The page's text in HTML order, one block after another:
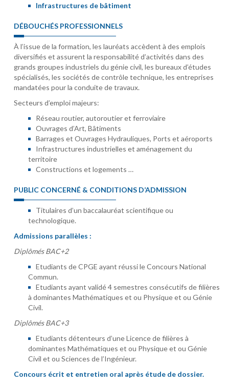
Infrastructures de bâtiment
DÉBOUCHÉS PROFESSIONNELS
À l’issue de la formation, les lauréats accèdent à des emplois
diversifiés et assurent la responsabilité d’activités dans des
grands groupes industriels du génie civil, les bureaux d’études
spécialisés, les sociétés de contrôle technique, les entreprises
mandatées pour la conduite de travaux.
Secteurs d’emploi majeurs:
Réseau routier, autoroutier et ferroviaire
Ouvrages d’Art, Bâtiments
Barrages et Ouvrages Hydrauliques, Ports et aéroports
Infrastructures industrielles et aménagement du
territoire
Constructions et logements …
PUBLIC CONCERNÉ & CONDITIONS D’ADMISSION
Titulaires d’un baccalauréat scientifique ou
technologique.
Admissions parallèles :
Diplômés BAC+2
Etudiants de CPGE ayant réussi le Concours National
Commun.
Etudiants ayant validé 4 semestres consécutifs de filières
à dominantes Mathématiques et ou Physique et ou Génie
Civil.
Diplômés BAC+3
Etudiants détenteurs d’une Licence de filières à
dominantes Mathématiques et ou Physique et ou Génie
Civil et ou Sciences de l’Ingénieur.
Concours écrit et entretien oral après étude de dossier.